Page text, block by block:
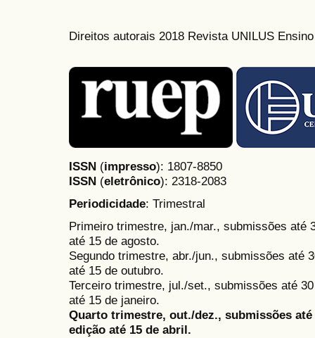
Direitos autorais 2018 Revista UNILUS
ISSN (impresso): 1807-8850
ISSN (eletrônico): 2318-2083
Periodicidade: Trimestral
Primeiro trimestre, jan./mar., submissões até
até 15 de agosto.
Segundo trimestre, abr./jun., submissões até
até 15 de outubro.
Terceiro trimestre, jul./set., submissões até
até 15 de janeiro.
Quarto trimestre, out./dez., submissões
edição até 15 de abril.